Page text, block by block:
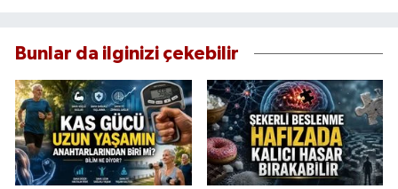
Bunlar da ilginizi çekebilir